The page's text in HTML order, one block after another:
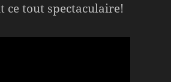
ce tout spectaculaire!